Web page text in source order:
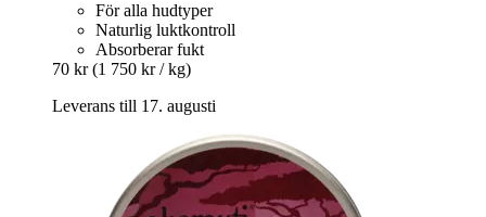
För alla hudtyper
Naturlig luktkontroll
Absorberar fukt
70 kr (1 750 kr / kg)
Leverans till 17. augusti